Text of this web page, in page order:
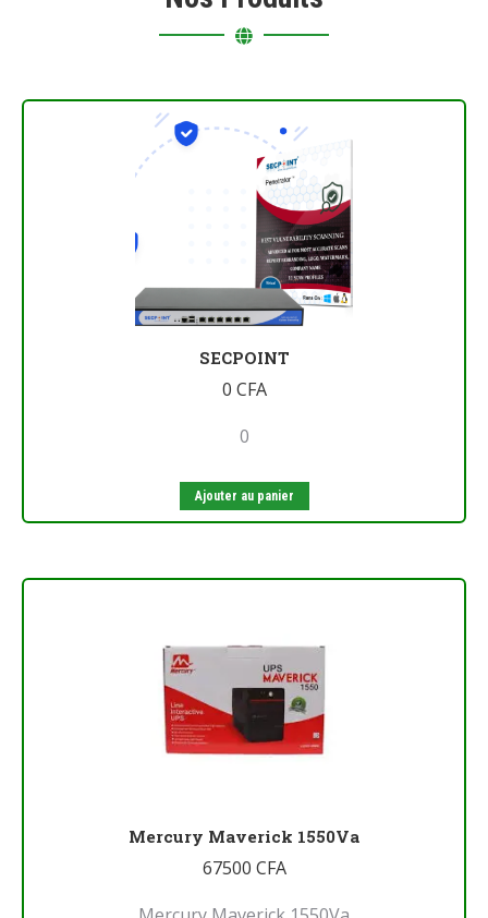
SECPOINT
0 CFA
0
Ajouter au panier
Mercury Maverick 1550Va
67500 CFA